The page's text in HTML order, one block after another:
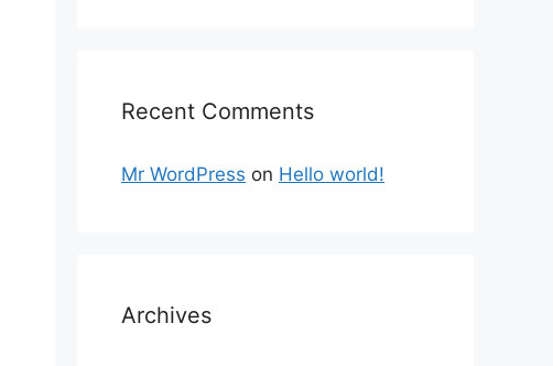
Recent Comments
Mr WordPress on Hello world!
Archives